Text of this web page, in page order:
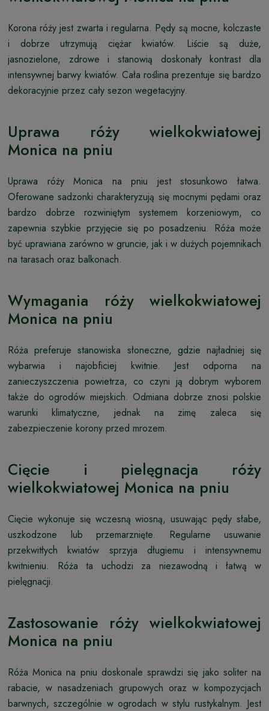
Korona róży jest zwarta i regularna. Pędy są mocne, kolczaste
i dobrze utrzymują ciężar kwiatów. Liście są duże,
jasnozielone, zdrowe i stanowią doskonały kontrast dla
intensywnej barwy kwiatów. Cała roślina prezentuje się bardzo
dekoracyjnie przez cały sezon wegetacyjny.
Uprawa róży wielkokwiatowej
Monica na pniu
Uprawa róży Monica na pniu jest stosunkowo łatwa.
Oferowane sadzonki charakteryzują się mocnymi pędami oraz
bardzo dobrze rozwiniętym systemem korzeniowym, co
zapewnia szybkie przyjęcie się po posadzeniu. Róża może
być uprawiana zarówno w gruncie, jak i w dużych pojemnikach
na tarasach oraz balkonach.
Wymagania róży wielkokwiatowej
Monica na pniu
Róża preferuje stanowiska słoneczne, gdzie najładniej się
wybarwia i najobficiej kwitnie. Jest odporna na
zanieczyszczenia powietrza, co czyni ją dobrym wyborem
także do ogrodów miejskich. Odmiana dobrze znosi polskie
warunki klimatyczne, jednak na zimę zaleca się
zabezpieczenie korony przed mrozem.
Cięcie i pielęgnacja róży
wielkokwiatowej Monica na pniu
Cięcie wykonuje się wczesną wiosną, usuwając pędy słabe,
uszkodzone lub przemarznięte. Regularne usuwanie
przekwitłych kwiatów sprzyja długiemu i intensywnemu
kwitnieniu. Róża ta uchodzi za niezawodną i łatwą w
pielęgnacji.
Zastosowanie róży wielkokwiatowej
Monica na pniu
Róża Monica na pniu doskonale sprawdzi się jako soliter na
rabacie, w nasadzeniach grupowych oraz w kompozycjach
barwnych, szczególnie w ogrodach w stylu rustykalnym. Jest